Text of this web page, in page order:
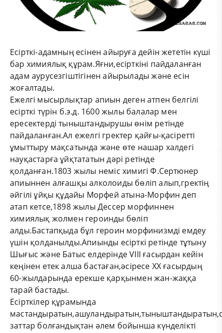
Есірткі-адамның есінен айыруға дейін жететін күші
бар химиялық құрам.Яғни,есірткіні пайдаланған
адам аурусезгіштігінен айырылады және есін
жоғалтады.
Ежелгі мысырлықтар апиын деген атпен белгілі
есірткі түрін б.э.д. 1600 жылы балалар мен
ересектерді тыныштандырушы өнім ретінде
пайдаланған.Ал ежелгі гректер қайғы-қасіретті
ұмыттыру мақсатында және өте нашар халдегі
науқастарға ұйқтататын дәрі ретінде
қолданған.1803 жылы неміс химигі Ф.Сертюнер
апиыннен алғашқы алколоиды бөліп алып,гректің
әйгілі ұйқы құдайы Морфей атына-Морфин деп
атап кетсе,1898 жылы Дессер морфиннен
химиялық жолмен героинды бөліп
алды.Бастапқыда бұл героин морфинизмді емдеу
үшін қолданылды.Апиынды есірткі ретінде тұтыну
Шығыс және Батыс елдерінде VIII ғасырдан кейін
кеңінен етек алша бастаған,әсіресе ХХ ғасырдың
60-жылдарында ерекше қарқынмен жан-жаққа
тарай бастады.
Есірткілер құрамында
заттар болғандықтан әлем бойынша күнделікті